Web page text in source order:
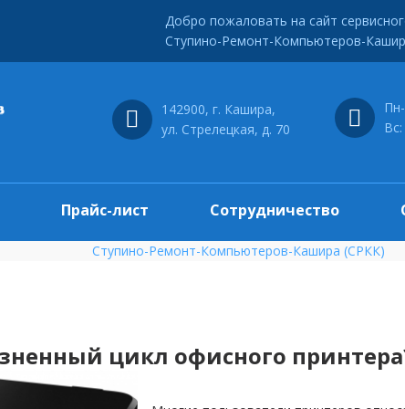
142900, г. Кашира,
ул. Стрелецкая, д. 70
Прайс-лист Сотрудничество
Добро пожаловать на сайт
Ступино-Ремонт-Компьютеров-
Ступино-Ремонт-Компьютеров-Кашира (СРКК)
цикл офисного